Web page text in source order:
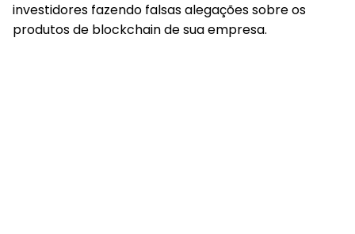
investidores fazendo falsas alegações sobre os
produtos de blockchain de sua empresa.